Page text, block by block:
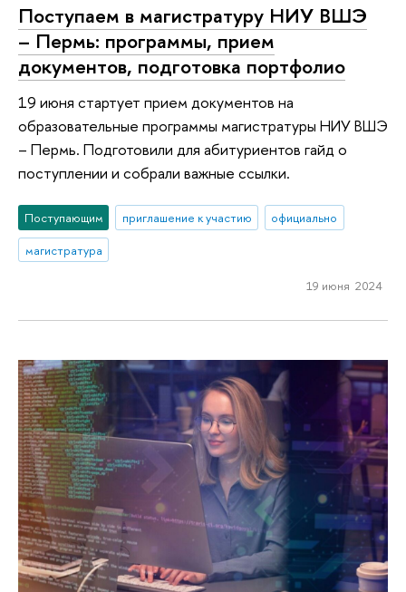
Поступаем в магистратуру НИУ ВШЭ
– Пермь: программы, прием
документов, подготовка портфолио
19 июня стартует прием документов на
образовательные программы магистратуры НИУ ВШЭ
– Пермь. Подготовили для абитуриентов гайд о
поступлении и собрали важные ссылки.
Поступающим приглашение к участию
официально
магистратура
19 июня 2024